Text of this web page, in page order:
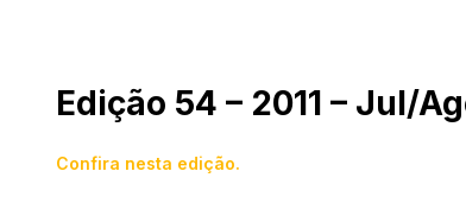
Edição 54 – 2011 – Jul/
Confira nesta edição.